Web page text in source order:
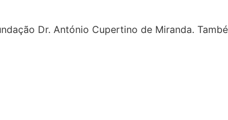
Dr. António Cupertino de Miranda.